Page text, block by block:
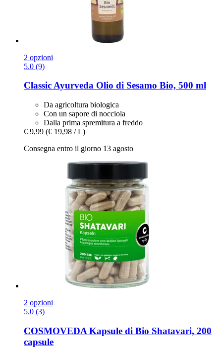
2 opzioni
5.0 (9)
Classic Ayurveda Olio di Sesamo Bio, 500 ml
Da agricoltura biologica
Con un sapore di nocciola
Dalla prima spremitura a freddo
€ 9,99 (€ 19,98 / L)
Consegna entro il giorno 13 agosto
2 opzioni
5.0 (3)
COSMOVEDA Kapsule di Bio Shatavari, 200
capsule